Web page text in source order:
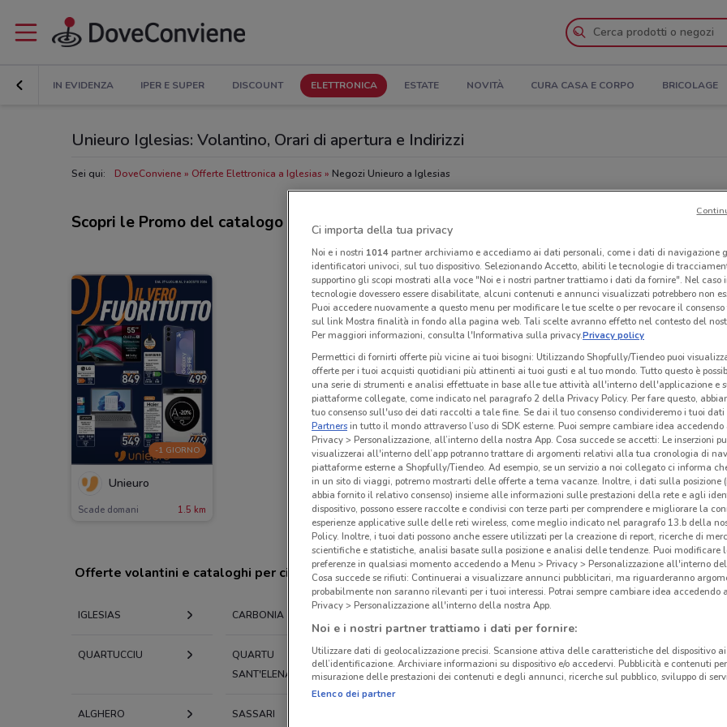
IN EVIDENZA IPER E SUPER DISCOUNT ELETTRONICA ESTATE NOVITÀ CURA CASA E CORPO BRICOLAGE
Unieuro Iglesias: Volantino, Orari di apertura e Indirizzi
Sei qui: DoveConviene Offerte Elettronica a Iglesias Negozi Unieuro a Iglesias
Scopri le Promo del catalogo Unieuro
-1 GIORNO
Unieuro
Scade domani 1.5 km
Offerte volantini e cataloghi per città nelle vicinanze
IGLESIAS CARBONIA
QUARTUCCIU
QUARTU
SANT'ELENA
ORISTANO NUORO
ALGHERO SASSARI
Gli
Ci importa della tua privacy
Noi e i nostri 1014partner archiviamo e accediamo ai dati personali, come i dati di navigazione
identificatori univoci, sul tuo dispositivo. Selezionando Accetto, abiliti le tecnologie di
supportino gli scopi mostrati alla voce "Noi e i nostri partner trattiamo i dati da fornire". Nel caso
tecnologie dovessero essere disabilitate, alcuni contenuti e annunci visualizzati potrebbero non
Puoi accedere nuovamente a questo menu per modificare le tue scelte o per revocare il
sul link Mostra finalità in fondo alla pagina web. Tali scelte avranno effetto nel contesto del
Per maggiori informazioni, consulta l'Informativa sulla privacy.Privacy policy
Permettici di fornirti offerte più vicine ai tuoi bisogni: Utilizzando Shopfully/Tiendeo puoi
offerte per i tuoi acquisti quotidiani più attinenti ai tuoi gusti e al tuo mondo. Tutto questo è
una serie di strumenti e analisi effettuate in base alle tue attività all'interno dell'applicazione e
piattaforme collegate, come indicato nel paragrafo 2 della Privacy Policy. Per fare questo,
tuo consenso sull'uso dei dati raccolti a tale fine. Se dai il tuo consenso condivideremo i tuoi dati
Partnersin tutto il mondo attraverso l’uso di SDK esterne. Puoi sempre cambiare idea accedendo
Privacy > Personalizzazione, all’interno della nostra App. Cosa succede se accetti: Le inserzioni
visualizzerai all'interno dell’app potranno trattare di argomenti relativi alla tua cronologia di
piattaforme esterne a Shopfully/Tiendeo. Ad esempio, se un servizio a noi collegato ci informa
in un sito di viaggi, potremo mostrarti delle offerte a tema vacanze. Inoltre, i dati sulla posizione
abbia fornito il relativo consenso) insieme alle informazioni sulle prestazioni della rete e agli
dispositivo, possono essere raccolte e condivisi con terze parti per comprendere e migliorare la
esperienze applicative sulle delle reti wireless, come meglio indicato nel paragrafo 13.b della
Policy. Inoltre, i tuoi dati possono anche essere utilizzati per la creazione di report, ricerche di
scientifiche e statistiche, analisi basate sulla posizione e analisi delle tendenze. Puoi modificare
preferenze in qualsiasi momento accedendo a Menu > Privacy > Personalizzazione all'interno
Cosa succede se rifiuti: Continuerai a visualizzare annunci pubblicitari, ma riguarderanno
probabilmente non saranno rilevanti per i tuoi interessi. Potrai sempre cambiare idea accedendo
Privacy > Personalizzazione all'interno della nostra App.
Noi e i nostri partner trattiamo i dati per fornire:
Utilizzare dati di geolocalizzazione precisi. Scansione attiva delle caratteristiche del dispositivo
dell’identificazione. Archiviare informazioni su dispositivo e/o accedervi. Pubblicità e contenuti
misurazione delle prestazioni dei contenuti e degli annunci, ricerche sul pubblico, sviluppo di
Elenco dei partner